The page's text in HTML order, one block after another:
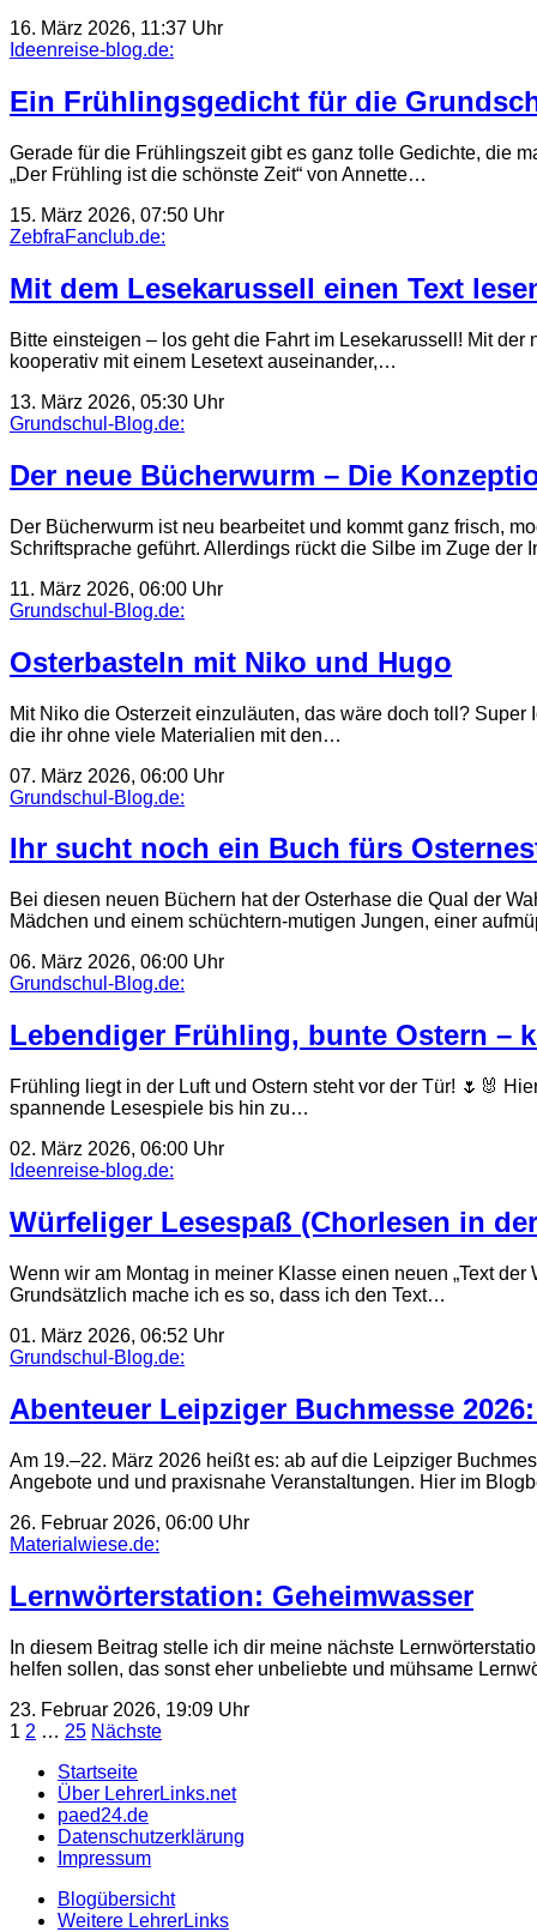
16. März 2026, 11:37 Uhr
Ideenreise-blog.de:
Ein Frühlingsgedicht für die
Gerade für die Frühlingszeit gibt es ganz tolle Gedichte, die
„Der Frühling ist die schönste Zeit“ von Annette…
15. März 2026, 07:50 Uhr
ZebfraFanclub.de:
Mit dem Lesekarussell einen Text
Bitte einsteigen – los geht die Fahrt im Lesekarussell! Mit
kooperativ mit einem Lesetext auseinander,…
13. März 2026, 05:30 Uhr
Grundschul-Blog.de:
Der neue Bücherwurm – Die
Der Bücherwurm ist neu bearbeitet und kommt ganz frisch,
Schriftsprache geführt. Allerdings rückt die Silbe im Zuge der
11. März 2026, 06:00 Uhr
Grundschul-Blog.de:
Osterbasteln mit Niko und Hugo
Mit Niko die Osterzeit einzuläuten, das wäre doch toll?
die ihr ohne viele Materialien mit den…
07. März 2026, 06:00 Uhr
Grundschul-Blog.de:
Ihr sucht noch ein Buch fürs
Bei diesen neuen Büchern hat der Osterhase die Qual der
Mädchen und einem schüchtern-mutigen Jungen, einer
06. März 2026, 06:00 Uhr
Grundschul-Blog.de:
Lebendiger Frühling, bunte Ostern –
Frühling liegt in der Luft und Ostern steht vor der Tür! 🌷🐰
spannende Lesespiele bis hin zu…
02. März 2026, 06:00 Uhr
Ideenreise-blog.de:
Würfeliger Lesespaß (Chorlesen in
Wenn wir am Montag in meiner Klasse einen neuen „Text
Grundsätzlich mache ich es so, dass ich den Text…
01. März 2026, 06:52 Uhr
Grundschul-Blog.de:
Abenteuer Leipziger Buchmesse
Am 19.–22. März 2026 heißt es: ab auf die Leipziger
Angebote und und praxisnahe Veranstaltungen. Hier im
26. Februar 2026, 06:00 Uhr
Materialwiese.de:
Lernwörterstation: Geheimwasser
In diesem Beitrag stelle ich dir meine nächste
helfen sollen, das sonst eher unbeliebte und mühsame
23. Februar 2026, 19:09 Uhr
Seitennummerierung
der
Beiträge
1 2 … 25 Nächste
Startseite
Über LehrerLinks.net
paed24.de
Datenschutzerklärung
Impressum
Blogübersicht
Weitere LehrerLinks